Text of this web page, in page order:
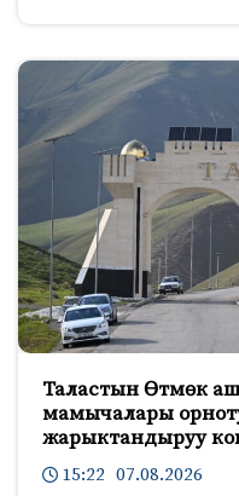
Таластын Өтмөк
мамычалары
жарыктандыруу
15:22 07.08.2026